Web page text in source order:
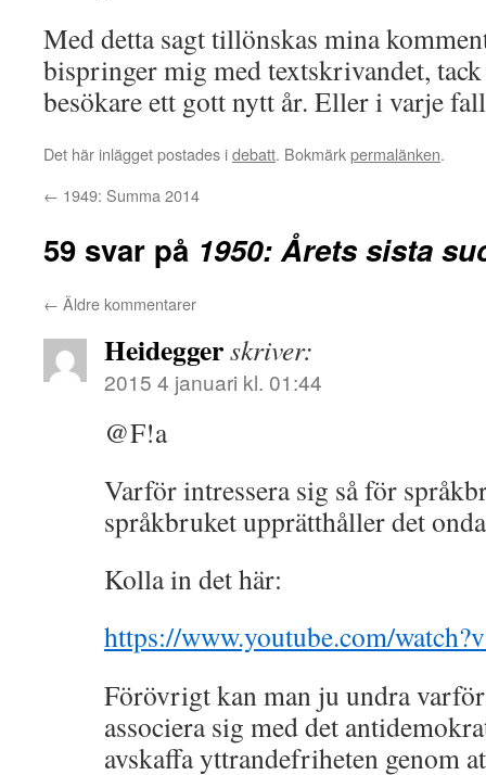
Med detta sagt tillönskas mina
bispringer mig med textskrivandet,
besökare ett gott nytt år. Eller i varje
Det här inlägget postades idebatt. Bokmärkpermalänken.
← 1949: Summa 2014
59 svar på 1950: Årets sista
← Äldre kommentarer
Heideggerskriver:
2015 4 januari kl. 01:44
@F!a
Varför intressera sig så för
språkbruket upprätthåller det
Kolla in det här:
https://www.youtube.com/
Förövrigt kan man ju undra
associera sig med det
avskaffa yttrandefriheten genom